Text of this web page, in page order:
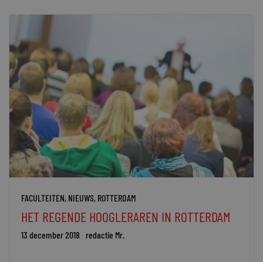
FACULTEITEN, NIEUWS, ROTTERDAM
HET REGENDE HOOGLERAREN IN ROTTERDAM
13 december 2018 redactie Mr.